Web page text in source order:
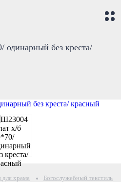
без креста/
для храма Богослужебный текстиль